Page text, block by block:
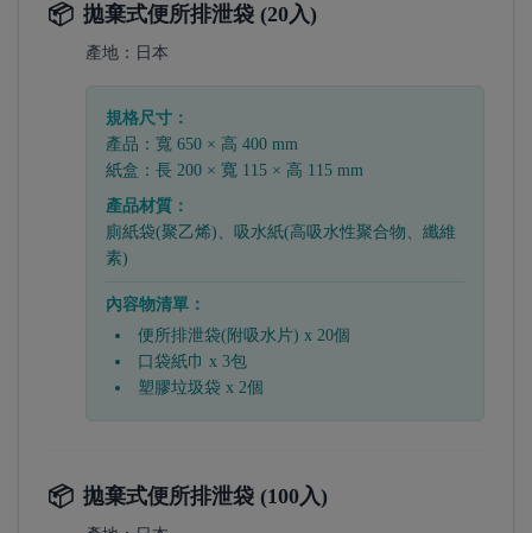
📦 拋棄式便所排泄袋 (20入)
產地： 日本
規格尺寸：
產品：寬 650 × 高 400 mm
紙盒：長 200 × 寬 115 × 高 115 mm
產品材質：
廁紙袋(聚乙烯)、吸水紙(高吸水性聚合物、纖維
素)
內容物清單：
便所排泄袋(附吸水片) x 20個
口袋紙巾 x 3包
塑膠垃圾袋 x 2個
📦 拋棄式便所排泄袋 (100入)